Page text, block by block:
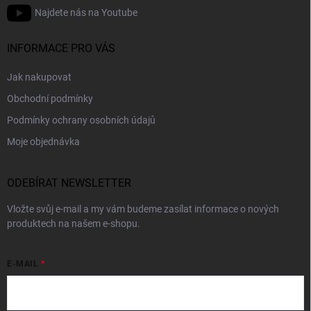
Najdete nás na Youtube
INFORMACE PRO VÁS
Jak nakupovat
Obchodní podmínky
Podmínky ochrany osobních údajů
Moje objednávka
ODEBÍRAT NEWSLETTER
Vložte svůj e-mail a my vám budeme zasílat informace o nových
produktech na našem e-shopu.
E-MAIL